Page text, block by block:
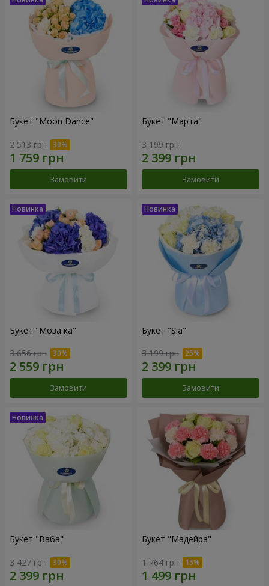
Букет "Moon Dance"
2 513 грн
Замовити
Букет "Марта"
3 199 грн
Замовити
Букет "Мозаїка"
3 656 грн
Замовити
Букет "Sia"
3 199 грн
Замовити
Букет "Ваба"
3 427 грн
Букет "Мадейра"
1 764 грн